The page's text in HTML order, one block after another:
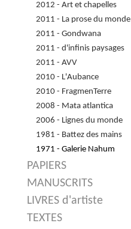
2012 - Art et chapelles
2011 - La prose du monde
2011 - Gondwana
2011 - d'infinis paysages
2011 - AVV
2010 - L'Aubance
2010 - FragmenTerre
2008 - Mata atlantica
2006 - Lignes du monde
1981 - Battez des mains
1971 - Galerie Nahum
PAPIERS
MANUSCRITS
LIVRES d'artiste
TEXTES